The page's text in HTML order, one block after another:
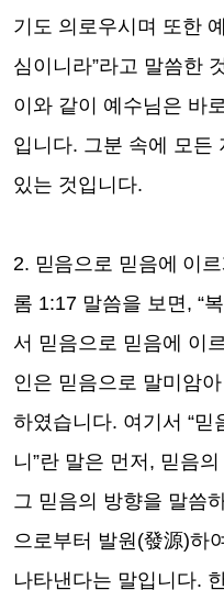
기도 의로우시며 또한
심이니라”라고 말씀한
이와 같이 예수님은 바
입니다. 그분 속에 모든
있는 것입니다.
2. 믿음으로 믿음에 이
롬 1:17 말씀을 보면, “
서 믿음으로 믿음에 이
인은 믿음으로 말미암
하였습니다. 여기서 “믿
니 ”란 말은 먼저 , 믿음
그 믿음의 방향을 말씀
으로부터 발원 (發源)하
나타낸다는 말입니다.